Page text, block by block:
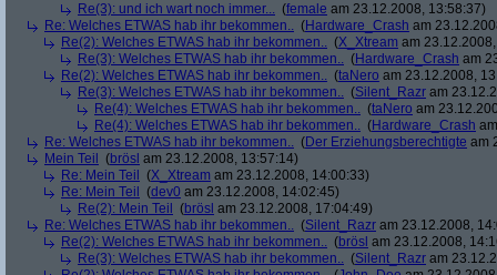
Re(3): und ich wart noch immer... (female am 23.12.2008, 13:58:37)
Re: Welches ETWAS hab ihr bekommen.. (Hardware_Crash am
Re(2): Welches ETWAS hab ihr bekommen.. (X_Xtream am
Re(3): Welches ETWAS hab ihr bekommen.. (Hardware_Crash am
Re(2): Welches ETWAS hab ihr bekommen.. (taNero am 23.12.2008,
Re(3): Welches ETWAS hab ihr bekommen.. (Silent_Razr am
Re(4): Welches ETWAS hab ihr bekommen.. (taNero am
Re(4): Welches ETWAS hab ihr bekommen.. (Hardware_Crash
Re: Welches ETWAS hab ihr bekommen.. (Der Erziehungsberechtigte am
Mein Teil
(brösl am 23.12.2008, 13:57:14)
Re: Mein Teil
(X_Xtream am 23.12.2008, 14:00:33)
Re: Mein Teil
(dev0 am 23.12.2008, 14:02:45)
Re(2): Mein Teil
(brösl am 23.12.2008, 17:04:49)
Re: Welches ETWAS hab ihr bekommen.. (Silent_Razr am 23.12.2008,
Re(2): Welches ETWAS hab ihr bekommen.. (brösl am 23.12.2008,
Re(3): Welches ETWAS hab ihr bekommen.. (Silent_Razr am